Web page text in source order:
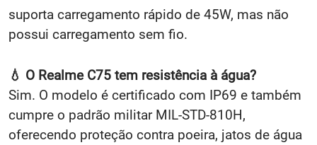
suporta carregamento rápido de 45W, mas não
possui carregamento sem fio.
💧 O Realme C75 tem resistência à água?
Sim. O modelo é certificado com IP69 e também
cumpre o padrão militar MIL-STD-810H,
oferecendo proteção contra poeira, jatos de água